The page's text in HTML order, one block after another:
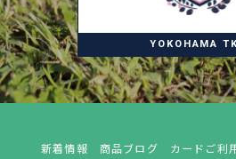
YOKOHAMA
新着情報 商品ブログ カードご利